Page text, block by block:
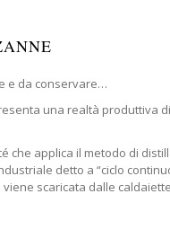
e da conservare…
una realtà produttiva
applica il metodo di
detto a “ciclo
scaricata dalle